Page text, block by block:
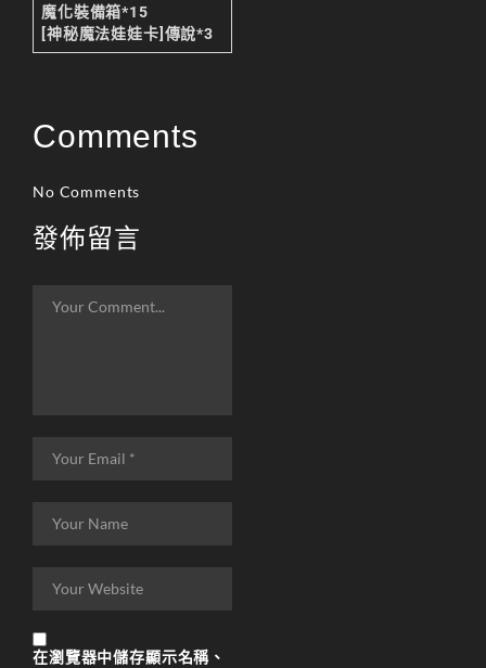
魔化裝備箱*15
[神秘魔法娃娃卡]傳說*3
Comments
No Comments
發佈留言
在瀏覽器中儲存顯示名稱、